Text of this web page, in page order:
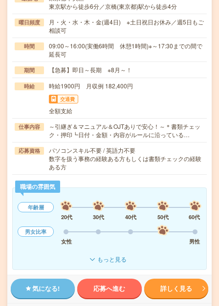
東京駅から徒歩6分／京橋(東京都)駅から徒歩4分
曜日頻度
月・火・水・木・金(週4日) ※土日祝日お休み／週5日もご
相談可
時間
09:00～16:00(実働6時間 休憩1時間)※～17:30までの間で
延長可
期間 【急募】即日～長期 ※8月～！
時給 時給1900円 月収例 182,400円
交通費
全額支給
仕事内容
～引継ぎ＆マニュアル＆OJTありで安心！～＊書類チェッ
ク・押印┗日付・金額・内容がルールに沿っている…
応募資格
パソコンスキル不要 / 英語力不要
数字を扱う事務の経験ある方もしくは書類チェックの経験
ある方
職場の雰囲気
年齢層
20代
30代 40代 50代
60代
男女比率
女性
男性
もっと見る
気になる! 応募へ進む 詳しく見る